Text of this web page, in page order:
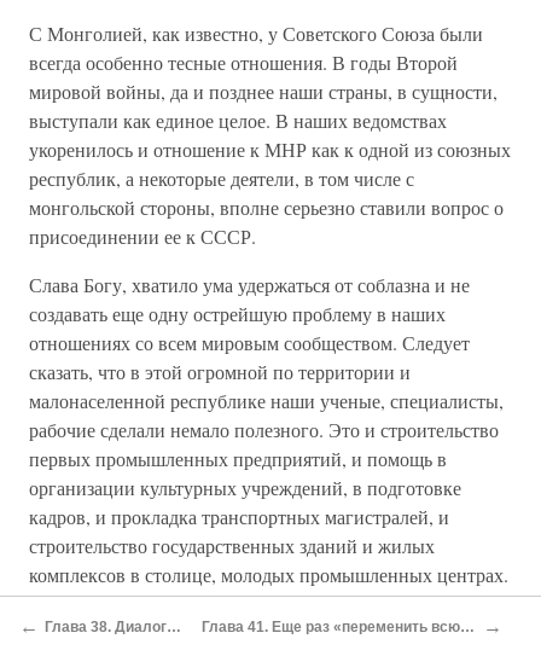
С Монголией, как известно, у Советского Союза были
всегда особенно тесные отношения. В годы Второй
мировой войны, да и позднее наши страны, в сущности,
выступали как единое целое. В наших ведомствах
укоренилось и отношение к МНР как к одной из союзных
республик, а некоторые деятели, в том числе с
монгольской стороны, вполне серьезно ставили вопрос о
присоединении ее к СССР.
Слава Богу, хватило ума удержаться от соблазна и не
создавать еще одну острейшую проблему в наших
отношениях со всем мировым сообществом. Следует
сказать, что в этой огромной по территории и
малонаселенной республике наши ученые, специалисты,
рабочие сделали немало полезного. Это и строительство
первых промышленных предприятий, и помощь в
организации культурных учреждений, в подготовке
кадров, и прокладка транспортных магистралей, и
строительство государственных зданий и жилых
комплексов в столице, молодых промышленных центрах.
С другой стороны, Советский Союз извлекал и немало
выгоды из эксплуатации природных ресурсов в
← Глава 38. Диалоги с Фиделем Кастро Глава 41. Еще раз «переменить всю точку зрения нашу на социализм» →